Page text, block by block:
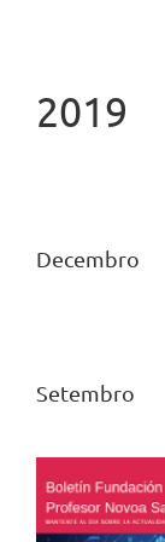
2019
Decembro
Setembro